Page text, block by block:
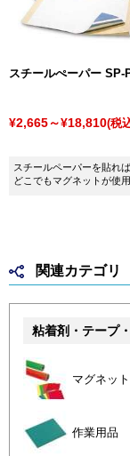
スチールぺーパー SP-
¥2,665～¥18,810(税
スチールペーパーを貼れば
どこでもマグネットが使用
関連カテゴリ
粘着剤・テープ
マグネッ
作業用品